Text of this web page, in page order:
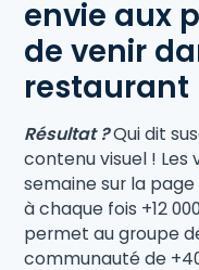
envie aux
de venir
restaurant
Résultat ?Qui dit
contenu visuel !
semaine sur la
à chaque fois +12
permet au groupe
communauté de